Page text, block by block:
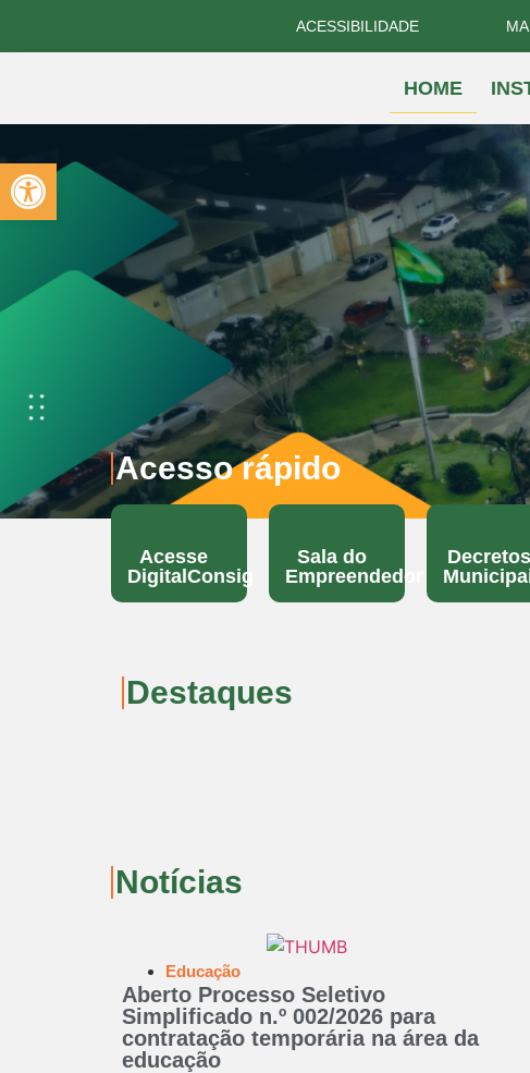
ACESSIBILIDADE
HOME
Acesso rápido
Acesse
DigitalConsig
Sala do
Empreendedor
Decretos
Destaques
Notícias
Educação
Aberto Processo Seletivo
Simplificado n.º 002/2026 para
contratação temporária na área da
educação
Abrir a barra de ferramentas